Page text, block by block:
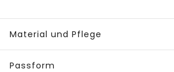
Material und Pflege
Passform